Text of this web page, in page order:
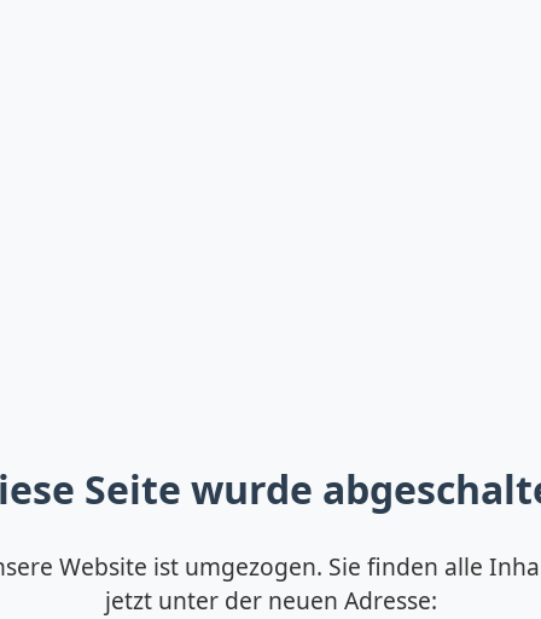
Seite wurde
Website ist umgezogen. Sie finden alle
jetzt unter der neuen Adresse: